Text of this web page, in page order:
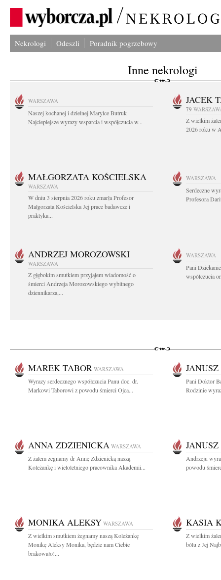
Nekrologi Odeszli Poradnik pogrzebowy
Inne nekrologi
WARSZAWA
Naszej kochanej i dzielnej Marylce Butruk
Najcieplejsze wyrazy wsparcia i współczucia w...
JACEK
79
Z wielkim
2026 roku w
MAŁGORZATA KOŚCIELSKA
WARSZAWA
W dniu 3 sierpnia 2026 roku zmarła Profesor
Małgorzata Kościelska Jej prace badawcze i
praktyka...
WARSZAWA
Serdeczne
Profesora
ANDRZEJ MOROZOWSKI
WARSZAWA
Z głębokim smutkiem przyjąłem wiadomość o
śmierci Andrzeja Morozowskiego wybitnego
dziennikarza,...
WARSZAWA
Pani
współczucia
MAREK TABOR WARSZAWA
Wyrazy serdecznego współczucia Panu doc. dr.
Markowi Taborowi z powodu śmierci Ojca...
Pani Doktor
Rodzinie
ANNA ZDZIENICKA WARSZAWA
Z żalem żegnamy dr Annę Zdzienicką naszą
Koleżankę i wieloletniego pracownika Akademii...
Andrzeju
powodu
MONIKA ALEKSY WARSZAWA
Z wielkim smutkiem żegnamy naszą Koleżankę
Monikę Aleksy Monika, będzie nam Ciebie
brakowało!...
KASIA
Z wielkim
bólu z Jej